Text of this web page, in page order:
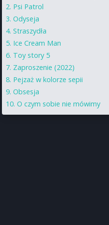
Psi Patrol
Odyseja
Straszydła
Ice Cream Man
Toy story 5
Zaproszenie (2022)
Pejzaż w kolorze sepii
Obsesja
O czym sobie nie mówimy